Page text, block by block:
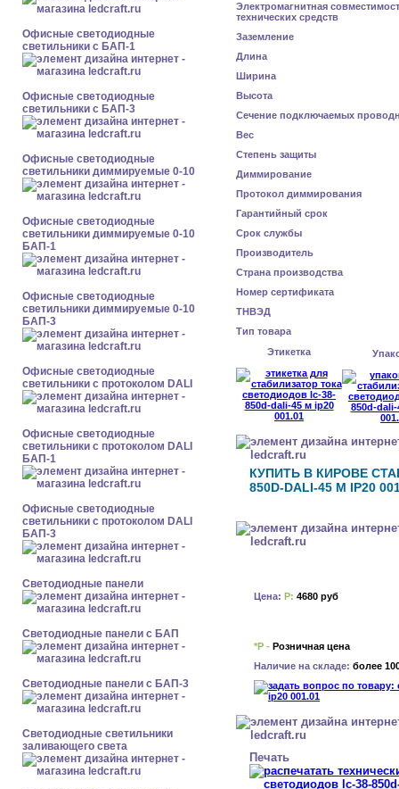
Офисные светодиодные
светильники с БАП-1
Офисные светодиодные
светильники с БАП-3
Офисные светодиодные
светильники диммируемые 0-10
Офисные светодиодные
светильники диммируемые 0-10
БАП-1
Офисные светодиодные
светильники диммируемые 0-10
БАП-3
Офисные светодиодные
светильники с протоколом DALI
Офисные светодиодные
светильники с протоколом DALI
БАП-1
Офисные светодиодные
светильники с протоколом DALI
БАП-3
Cветодиодные панели
Cветодиодные панели с БАП
Cветодиодные панели с БАП-3
Светодиодные светильники
заливающего света
Электромагнитная
технических средств
Заземление
Длина
Ширина
Высота
Сечение подключаемых
Вес
Степень защиты
Диммирование
Протокол диммирования
Гарантийный срок
Срок службы
Производитель
Страна производства
Номер сертификата
ТНВЭД
Тип товара
Этикетка
КУПИТЬ В КИРОВЕ
850D-DALI-45 М IP20
Цена: Р: 4680 руб
*Р - Розничная цена
Наличие на складе: более
Печать